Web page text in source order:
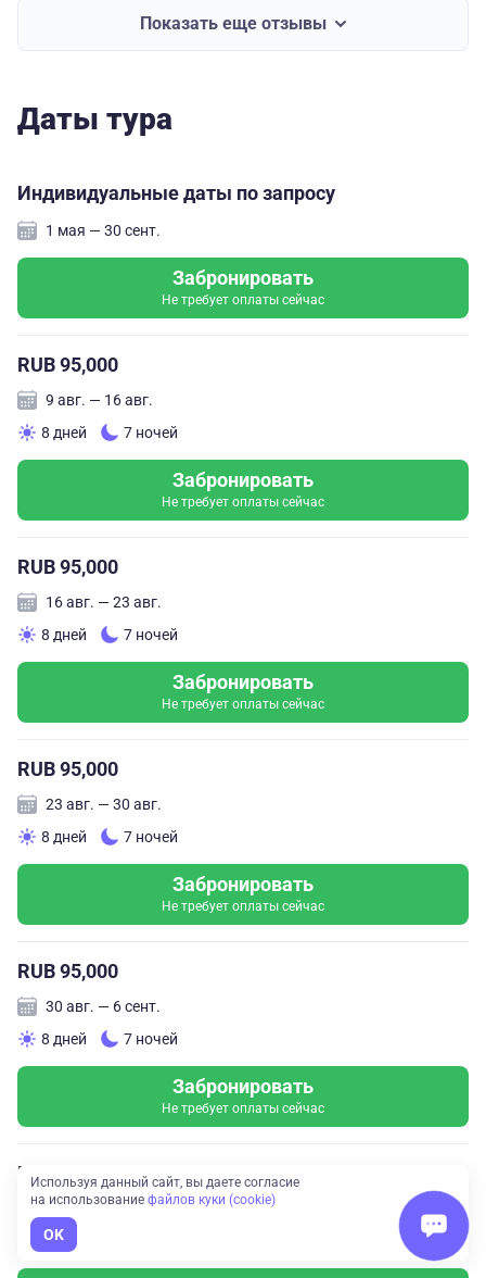
Показать еще отзывы
Даты тура
Индивидуальные даты по запросу
1 мая — 30 сент.
Забронировать
Не требует оплаты сейчас
RUB 95,000
9 авг. — 16 авг.
8 дней
7 ночей
Забронировать
Не требует оплаты сейчас
RUB 95,000
16 авг. — 23 авг.
8 дней
7 ночей
Забронировать
Не требует оплаты сейчас
RUB 95,000
23 авг. — 30 авг.
8 дней
7 ночей
Забронировать
Не требует оплаты сейчас
RUB 95,000
30 авг. — 6 сент.
8 дней
7 ночей
Забронировать
Не требует оплаты сейчас
RUB 95,000
6 сент. — 13 сент.
8 дней
Используя данный сайт, вы даете согласие
на использование файлов куки (cookie)
OK